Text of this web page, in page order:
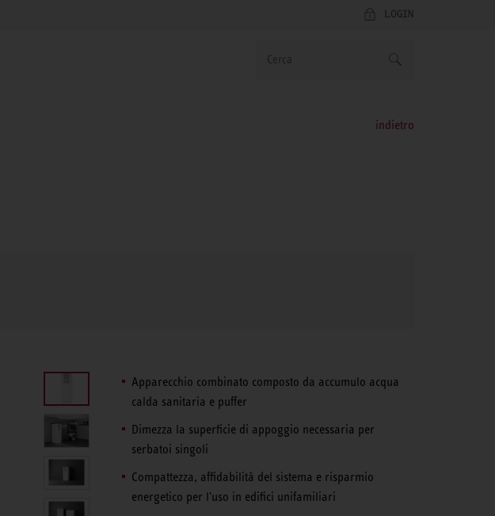
LOGIN
indietro
Apparecchio combinato composto da accumulo acqua
calda sanitaria e puffer
Dimezza la superficie di appoggio necessaria per
serbatoi singoli
Compattezza, affidabilità del sistema e risparmio
energetico per l'uso in edifici unifamiliari